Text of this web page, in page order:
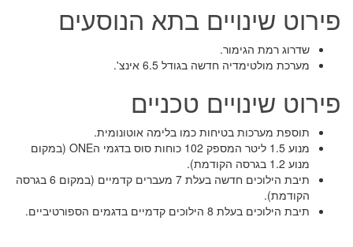
פירוט שינויים בתא הנוסעים
שדרוג רמת הגימור.
מערכת מולטימדיה חדשה בגודל 6.5 אינצ'.
פירוט שינויים טכניים
תוספת מערכות בטיחות כמו בלימה אוטונומית.
מנוע 1.5 ליטר המספק 102 כוחות סוס בדגמי הONE (במקום
מנוע 1.2 בגרסה הקודמת).
תיבת הילוכים חדשה בעלת 7 מעברים קדמיים (במקום 6 בגרסה
הקודמת).
תיבת הילוכים בעלת 8 הילוכים קדמיים בדגמים הספורטיביים.